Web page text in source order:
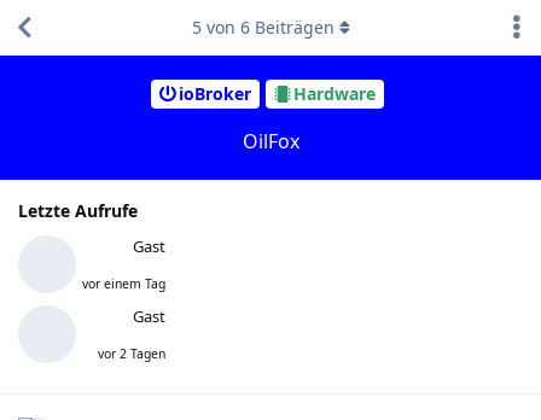
ioBroker Hardware
OilFox
Letzte Aufrufe
Gast
vor einem Tag
Gast
vor 2 Tagen
5von 6Beiträgen